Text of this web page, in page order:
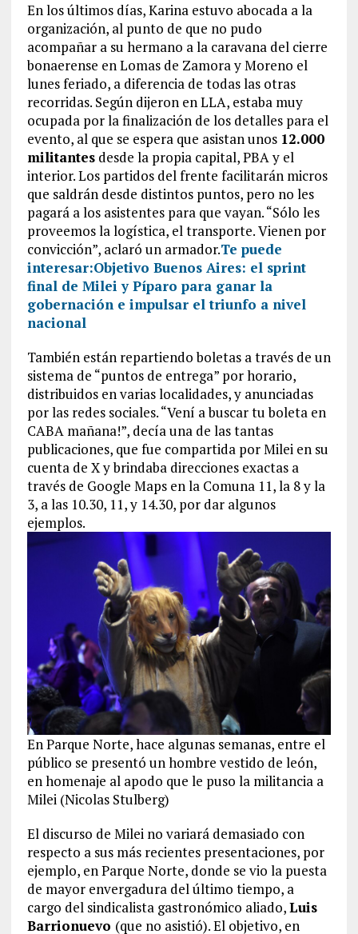
En los últimos días, Karina estuvo abocada a la
organización, al punto de que no pudo
acompañar a su hermano a la caravana del cierre
bonaerense en Lomas de Zamora y Moreno el
lunes feriado, a diferencia de todas las otras
recorridas. Según dijeron en LLA, estaba muy
ocupada por la finalización de los detalles para el
evento, al que se espera que asistan unos 12.000
militantesdesde la propia capital, PBA y el
interior. Los partidos del frente facilitarán micros
que saldrán desde distintos puntos, pero no les
pagará a los asistentes para que vayan. “Sólo les
proveemos la logística, el transporte. Vienen por
convicción”, aclaró un armador.Te puede
interesar:Objetivo Buenos Aires: el sprint
final de Milei y Píparo para ganar la
gobernación e impulsar el triunfo a nivel
nacional
También están repartiendo boletas a través de un
sistema de “puntos de entrega” por horario,
distribuidos en varias localidades, y anunciadas
por las redes sociales. “Vení a buscar tu boleta en
CABA mañana!”, decía una de las tantas
publicaciones, que fue compartida por Milei en su
cuenta de X y brindaba direcciones exactas a
través de Google Maps en la Comuna 11, la 8 y la
3, a las 10.30, 11, y 14.30, por dar algunos
ejemplos.
En Parque Norte, hace algunas semanas, entre el
público se presentó un hombre vestido de león,
en homenaje al apodo que le puso la militancia a
Milei (Nicolas Stulberg)
El discurso de Milei no variará demasiado con
respecto a sus más recientes presentaciones, por
ejemplo, en Parque Norte, donde se vio la puesta
de mayor envergadura del último tiempo, a
cargo del sindicalista gastronómico aliado,Luis
Barrionuevo (que no asistió). El objetivo, en